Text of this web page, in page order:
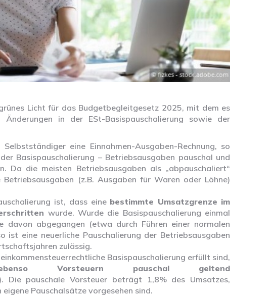
Licht für das Budgetbegleitgesetz 2025, mit dem es
in der ESt-Basispauschalierung sowie der
eine Einnahmen-Ausgaben-Rechnung, so
Basispauschalierung – Betriebsausgaben pauschal und
Da die meisten Betriebsausgaben als „abpauschaliert“
(z.B. Ausgaben für Waren oder Löhne)
ist, dass eine bestimmte Umsatzgrenze im
wurde. Wurde die Basispauschalierung einmal
davon abgegangen (etwa durch Führen einer normalen
ist eine neuerliche Pauschalierung der Betriebsausgaben
zulässig.
Basispauschalierung erfüllt sind,
Vorsteuern pauschal geltend
Die pauschale Vorsteuer beträgt 1,8% des Umsatzes,
Pauschalsätze vorgesehen sind.